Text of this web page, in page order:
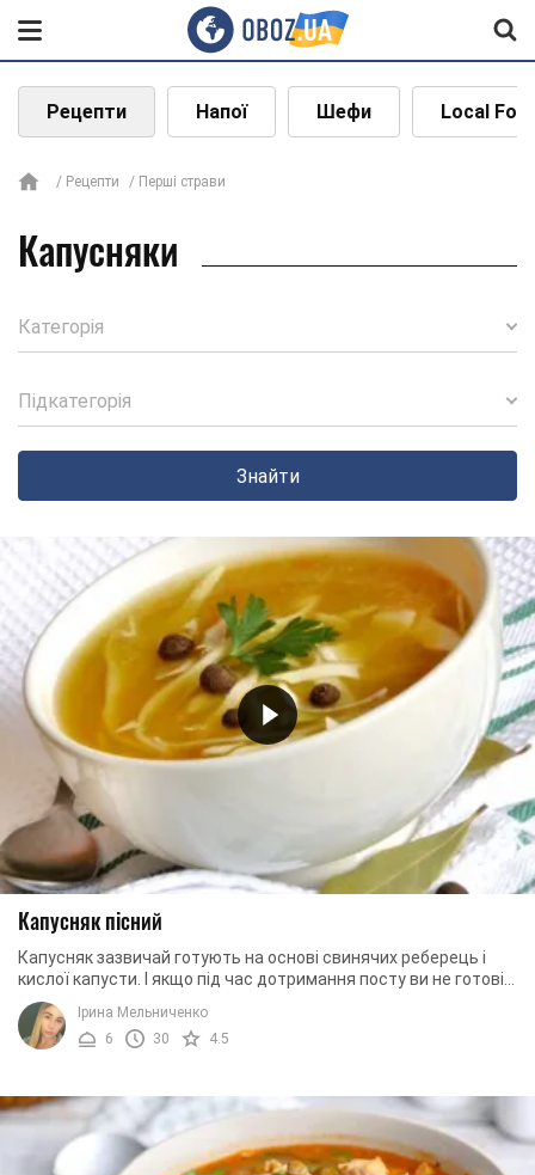
Рецепти Напої Шефи Local
Рецепти Перші страви
Капусняки
Категорія
Підкатегорія
Знайти
Капусняк пісний
Капусняк зазвичай готують на основі свинячих реберець і
кислої капусти. І якщо під час дотримання посту ви не готові
відмовитися від своєї улюбленої ...
Ірина Мельниченко
6
30 4.5